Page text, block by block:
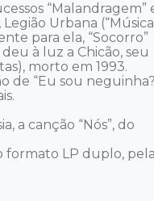
“Malandragem”
Urbana (“Música
para ela, “Socorro”
à luz a Chicão, seu
morto em 1993.
de “Eu sou
a canção “Nós”, do
formato LP duplo, pela